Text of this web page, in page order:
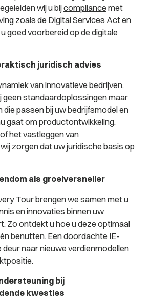
wij u bijcompliance met
zoals de Digital Services Act en
goed voorbereid op de digitale
juridisch advies
van innovatieve bedrijven.
geen standaardoplossingen maar
passen bij uw bedrijfsmodel en
gaat om productontwikkeling,
het vastleggen van
zorgen dat uw juridische basis op
als groeiversneller
Tour brengen we samen met u
en innovaties binnen uw
Zo ontdekt u hoe u deze optimaal
benutten. Een doordachte IE-
naar nieuwe verdienmodellen
bij
kwesties